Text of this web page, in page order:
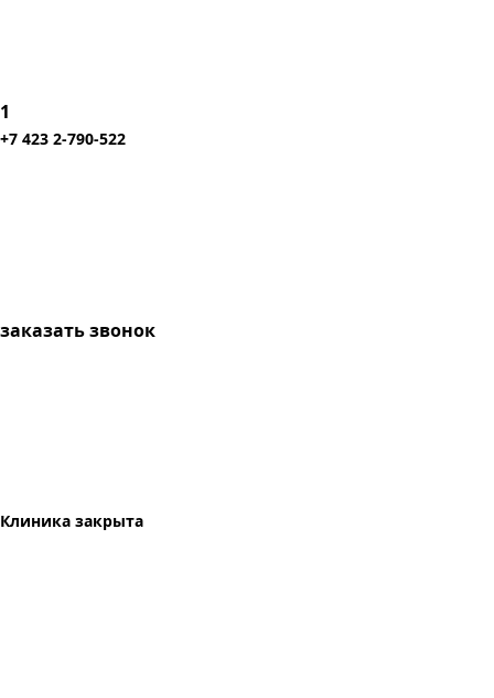
1
+7 423 2-790-522
заказать звонок
Клиника закрыта